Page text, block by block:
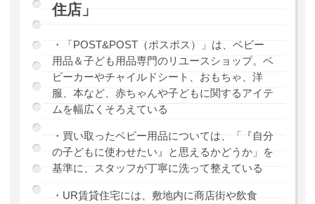
住店」
・「POST&POST（ポスポス）」は、ベビー
用品＆子ども用品専門のリユースショップ。ベ
ビーカーやチャイルドシート、おもちゃ、洋
服、本など、赤ちゃんや子どもに関するアイテ
ムを幅広くそろえている
・買い取ったベビー用品については、「『自分
の子どもに使わせたい』と思えるかどうか」を
基準に、スタッフが丁寧に洗って整えている
・UR賃貸住宅には、敷地内に商店街や飲食